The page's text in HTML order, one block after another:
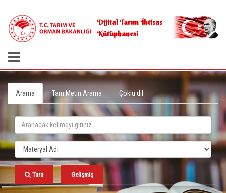
Dijital Tarım İhtisas
Kütüphanesi
Arama Tam Metin Arama Çoklu dil
Tara Gelişmiş